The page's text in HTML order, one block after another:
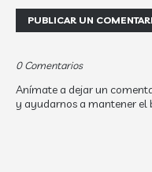
PUBLICAR UN
0 Comentarios
Anímate a dejar un
y ayudarnos a mantener el